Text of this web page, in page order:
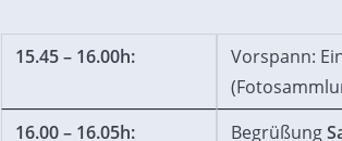
15.45 – 16.00h:
Vorspann:
16.00 – 16.05h:
Begrüßung